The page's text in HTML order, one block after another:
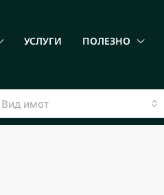
УСЛУГИ ПОЛЕЗНО
Вид имот